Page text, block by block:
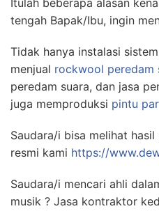
Itulah beberapa alasan
tengah Bapak/Ibu, ingin
Tidak hanya instalasi
menjual rockwool peredam
peredam suara, dan jasa
juga memproduksi pintu
Saudara/i bisa melihat
resmi kami https://
Saudara/i mencari ahli
musik ? Jasa kontraktor